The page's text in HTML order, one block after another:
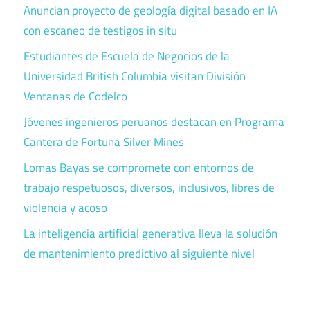
Anuncian proyecto de geología digital basado en IA
con escaneo de testigos in situ
Estudiantes de Escuela de Negocios de la
Universidad British Columbia visitan División
Ventanas de Codelco
Jóvenes ingenieros peruanos destacan en Programa
Cantera de Fortuna Silver Mines
Lomas Bayas se compromete con entornos de
trabajo respetuosos, diversos, inclusivos, libres de
violencia y acoso
La inteligencia artificial generativa lleva la solución
de mantenimiento predictivo al siguiente nivel